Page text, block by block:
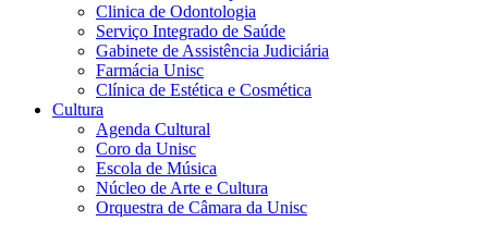
Clinica de Odontologia
Serviço Integrado de Saúde
Gabinete de Assistência Judiciária
Farmácia Unisc
Clínica de Estética e Cosmética
Cultura
Agenda Cultural
Coro da Unisc
Escola de Música
Núcleo de Arte e Cultura
Orquestra de Câmara da Unisc